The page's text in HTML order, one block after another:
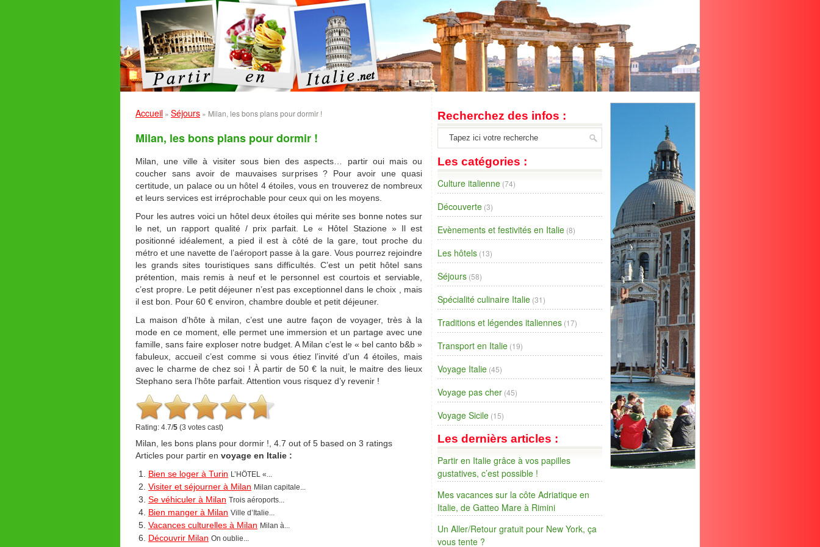
Accueil » Séjours » Milan, les bons plans pour dormir !
Milan, les bons plans pour dormir !
Milan, une ville à visiter sous bien des aspects… partir oui mais ou
coucher sans avoir de mauvaises surprises ? Pour avoir une quasi
certitude, un palace ou un hôtel 4 étoiles, vous en trouverez de nombreux
et leurs services est irréprochable pour ceux qui on les moyens.
Pour les autres voici un hôtel deux étoiles qui mérite ses bonne notes sur
le net, un rapport qualité / prix parfait. Le « Hôtel Stazione » Il est
positionné idéalement, a pied il est à côté de la gare, tout proche du
métro et une navette de l’aéroport passe à la gare. Vous pourrez rejoindre
les grands sites touristiques sans difficultés. C’est un petit hôtel sans
prétention, mais remis à neuf et le personnel est courtois et serviable,
c’est propre. Le petit déjeuner n’est pas exceptionnel dans le choix , mais
il est bon. Pour 60 € environ, chambre double et petit déjeuner.
La maison d’hôte à milan, c’est une autre façon de voyager, très à la
mode en ce moment, elle permet une immersion et un partage avec une
famille, sans faire exploser notre budget. A Milan c’est le « bel canto b&b »
fabuleux, accueil c’est comme si vous étiez l’invité d’un 4 étoiles, mais
avec le charme de chez soi ! À partir de 50 € la nuit, le maitre des lieux
Stephano sera l’hôte parfait. Attention vous risquez d’y revenir !
Rating: 4.7/5 (3 votes cast)
Milan, les bons plans pour dormir ! 4.7 out of 5 based on 3 ratings
Articles pour partir en voyage en Italie :
Bien se loger à Turin L’HÖTEL «...
Visiter et séjourner à Milan Milan capitale...
Se véhiculer à Milan Trois aéroports...
Bien manger à Milan Ville d’Italie...
Vacances culturelles à Milan Milan à...
Découvrir Milan On oublie...
Recherchez des infos :
Les catégories :
Culture italienne (74)
Découverte (3)
Evènements et festivités en Italie (8)
Les hôtels (13)
Séjours (58)
Spécialité culinaire Italie (31)
Traditions et légendes italiennes (17)
Transport en Italie (19)
Voyage Italie (45)
Voyage pas cher (45)
Voyage Sicile (15)
Les dernièrs articles :
Partir en Italie grâce à vos papilles
gustatives, c’est possible !
Mes vacances sur la côte Adriatique en
Italie, de Gatteo Mare à Rimini
Un Aller/Retour gratuit pour New York, ça
vous tente ?